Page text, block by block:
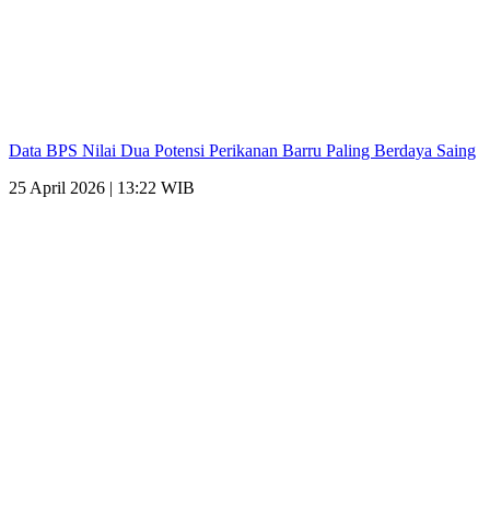
Data BPS Nilai Dua Potensi Perikanan Barru Paling Berdaya Saing
25 April 2026 | 13:22 WIB